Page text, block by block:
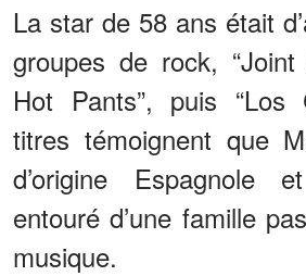
La star de 58 ans était
groupes de rock, “Joint
Hot Pants”, puis “Los
titres témoignent que
d’origine Espagnole
entouré d’une famille
musique.